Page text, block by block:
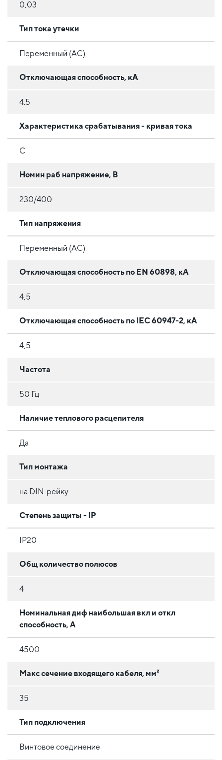
0,03
Тип тока утечки
Переменный (AC)
Отключающая способность, кА
4.5
Характеристика срабатывания - кривая тока
C
Номин раб напряжение, В
230/400
Тип напряжения
Переменный (AC)
Отключающая способность по EN 60898, кА
4,5
Отключающая способность по IEC 60947-2, кА
4,5
Частота
50 Гц
Наличие теплового расцепителя
Да
Тип монтажа
на DIN-рейку
Степень защиты - IP
IP20
Общ количество полюсов
4
Номинальная диф наибольшая вкл и откл
способность, А
4500
Макс сечение входящего кабеля, мм²
35
Тип подключения
Винтовое соединение